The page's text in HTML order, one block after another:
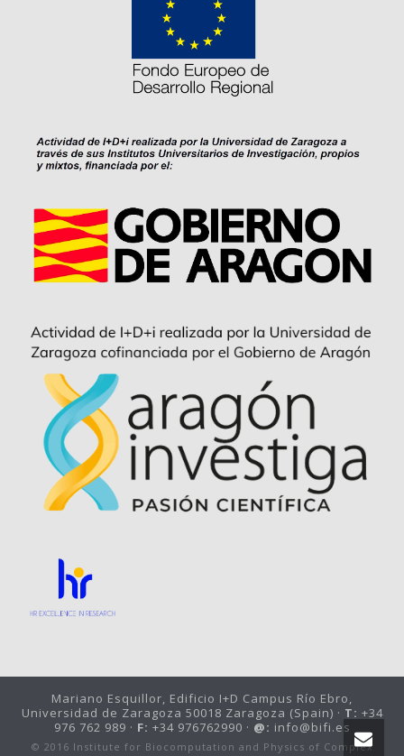
Mariano Esquillor, Edificio I+D Campus Río Ebro,
Universidad de Zaragoza 50018 Zaragoza (Spain) · T: +34
976 762 989 · F: +34 976762990 · @: info@bifi.es
© 2016 Institute for Biocomputation and Physics of Complex